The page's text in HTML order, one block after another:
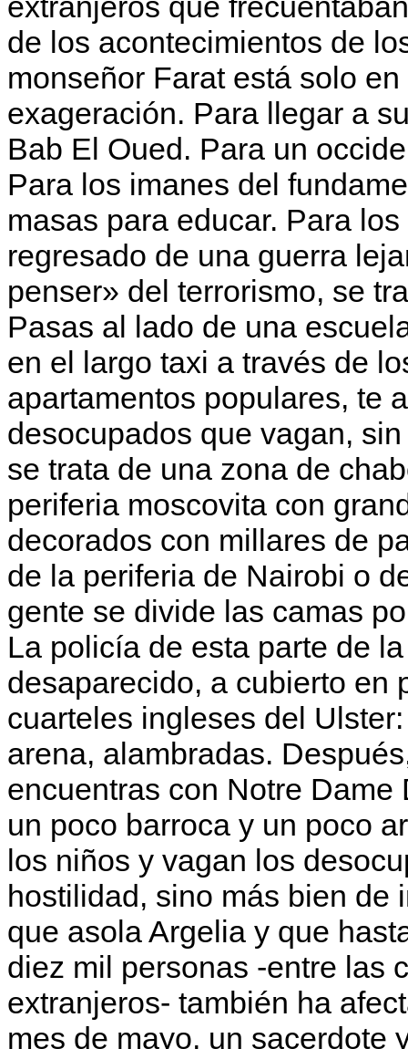
de los acontecimientos de
monseñor Farat está solo
exageración. Para llegar a
Bab El Oued. Para un
Para los imanes del
masas para educar. Para
regresado de una guerra
penser» del terrorismo, se
Pasas al lado de una
en el largo taxi a través de
apartamentos populares, te
desocupa­dos que vagan,
se trata de una zona de
periferia moscovita con
decorados con millares de
de la periferia de Nairobi o
gente se divide las camas
La policía de esta parte de
desaparecido, a cubierto en
cuarte­les ingleses del
arena, alambradas.
encuentras con Notre
un poco barroca y un poco
los niños y vagan los
hostilidad, sino más bien de
que asola Argelia y que
diez mil personas -entre las
extranjeros- también ha
mes de mayo, un sacerdote